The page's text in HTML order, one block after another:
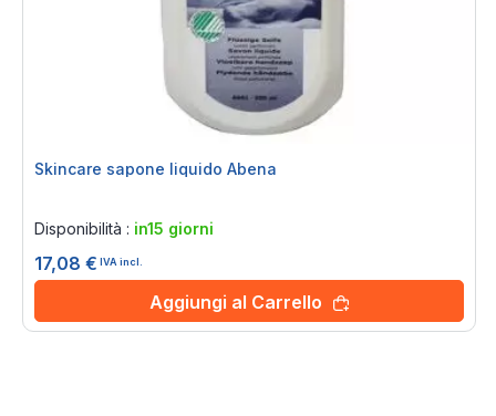
Skincare sapone liquido Abena
Disponibilità : in15 giorni
17,08 € IVA incl.
Aggiungi al Carrello